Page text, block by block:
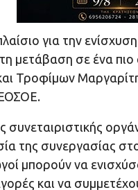
για την
μετάβαση σε ένα
Τροφίμων
συνεταιριστικής
της συνεργασίας
μπορούν να
και να